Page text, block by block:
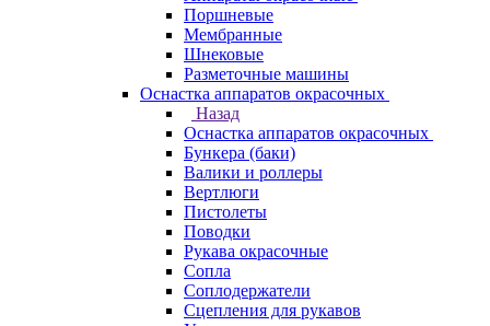
Поршневые
Мембранные
Шнековые
Разметочные машины
Оснастка аппаратов окрасочных
Назад
Оснастка аппаратов окрасочных
Бункера (баки)
Валики и роллеры
Вертлюги
Пистолеты
Поводки
Рукава окрасочные
Сопла
Соплодержатели
Сцепления для рукавов